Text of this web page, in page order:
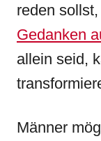
reden
Gedanken
allein seid,
Männer